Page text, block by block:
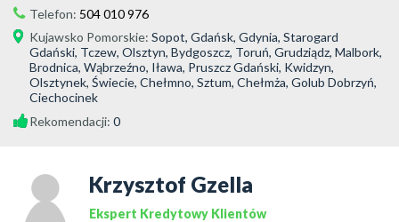
Telefon: 504 010 976
Kujawsko Pomorskie: Sopot, Gdańsk, Gdynia, Starogard
Gdański, Tczew, Olsztyn, Bydgoszcz, Toruń, Grudziądz, Malbork,
Brodnica, Wąbrzeźno, Iława, Pruszcz Gdański, Kwidzyn,
Olsztynek, Świecie, Chełmno, Sztum, Chełmża, Golub Dobrzyń,
Ciechocinek
Rekomendacji: 0
Krzysztof Gzella
Ekspert Kredytowy Klientów